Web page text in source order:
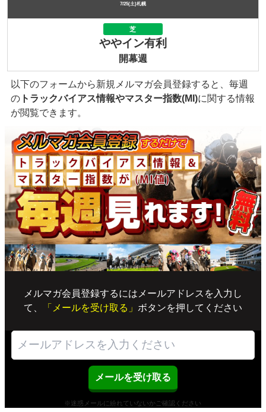
7/25(土)札幌
芝
ややイン有利
開幕週
以下のフォームから新規メルマガ会員登録すると、毎週
の トラックバイアス情報やマスター指数(MI)に関する情報
が閲覧できます。
メルマガ会員登録するにはメールアドレスを入力し
て、
「メールを受け取る」 ボタンを押してください
※迷惑メールに紛れていないかご確認ください